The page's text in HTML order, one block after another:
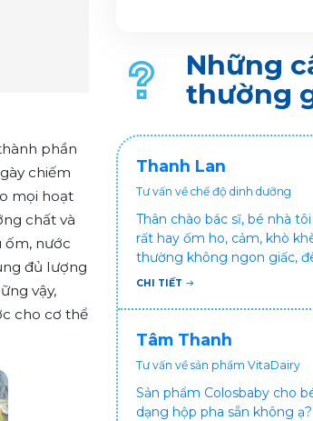
phần
chiếm
mọi hoạt
chất và
ốm, nước
đủ lượng
vậy,
cho cơ thể
Những
thường
Thanh Lan
Tư vấn về chế độ dinh dưỡng
Thân chào bác sĩ, bé nhà
rất hay ốm ho, cảm, khò
thường không ngon giấc,
Vậy xin hỏi bác sĩ, bé bị tình
ạ? Thấy cháu vậy gia đình
cực vì chăm cháu hay ốm
CHI TIẾT
Tâm Thanh
Tư vấn về sản phẩm VitaDairy
Sản phẩm Colosbaby cho
dạng hộp pha sẵn không